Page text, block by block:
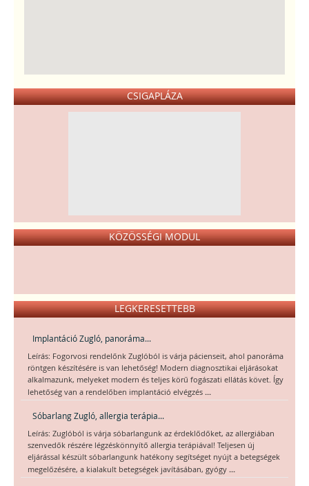
CSIGAPLÁZA
KÖZÖSSÉGI MODUL
LEGKERESETTEBB
Implantáció Zugló, panoráma...
Leírás: Fogorvosi rendelőnk Zuglóból is várja pácienseit, ahol panoráma
röntgen készítésére is van lehetőség! Modern diagnosztikai eljárásokat
alkalmazunk, melyeket modern és teljes körű fogászati ellátás követ. Így
lehetőség van a rendelőben implantáció elvégzés ...
Sóbarlang Zugló, allergia terápia...
Leírás: Zuglóból is várja sóbarlangunk az érdeklődőket, az allergiában
szenvedők részére légzéskönnyítő allergia terápiával! Teljesen új
eljárással készült sóbarlangunk hatékony segítséget nyújt a betegségek
megelőzésére, a kialakult betegségek javításában, gyógy ...